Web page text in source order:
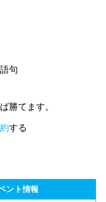
句
勝てます。
する
ント情報